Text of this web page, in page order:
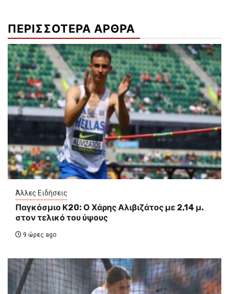
ΠΕΡΙΣΣΟΤΕΡΑ ΑΡΘΡΑ
Άλλες Ειδήσεις
Παγκόσμιο Κ20: Ο Χάρης Αλιβιζάτος με 2,14 μ.
στον τελικό του ύψους
9 ώρες ago